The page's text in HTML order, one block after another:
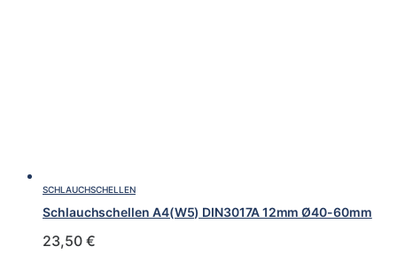
SCHLAUCHSCHELLEN
Schlauchschellen A4(W5) DIN3017A 12mm Ø40-60mm
23,50 €